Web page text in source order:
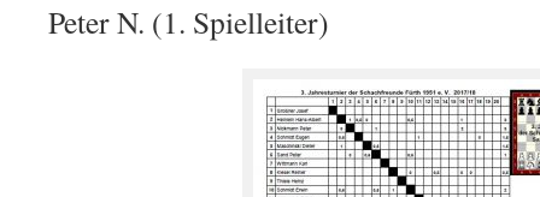
Peter N. (1. Spielleiter)